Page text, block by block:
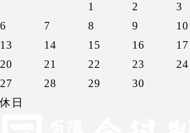
1
2 3
6
7 8 9 10
13
14 15 16 17
20
21 22 23 24
27
28 29
30
休日